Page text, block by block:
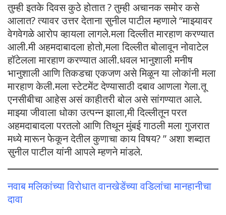
तुम्ही इतके दिवस कुठे होतात ? तुम्ही अचानक समोर कसे
आलात? त्यावर उत्तर देताना सुनील पाटील म्हणाले “माझ्यावर
वेगवेगळे आरोप व्हायला लागले.मला दिल्लीत मारहाण करण्यात
आली.मी अहमदाबादला होतो,मला दिल्लीत बोलावून नोवाटेल
हॉटेलला मारहाण करण्यात आली.धवल भानुशाली मनीष
भानुशाली आणि तिकडचा एकजण असे मिळून या लोकांनी मला
मारहाण केली.मला स्टेटमेंट देण्यासाठी दबाव आणला गेला.तू
एनसीबीचा आहेस असं काहीतरी बोल असे सांगण्यात आले.
माझ्या जीवाला धोका उत्पन्न झाला,मी दिल्लीतून परत
अहमदाबादला परतलो आणि तिथून मुंबई गाठली मला गुजरात
मध्ये मारून फेकून देतील कुणाचा काय विषय? ” अशा शब्दात
सुनील पाटील यांनी आपले म्हणने मांडले.
नवाब मलिकांच्या विरोधात वानखेडेंच्या वडिलांचा मानहानीचा
दावा